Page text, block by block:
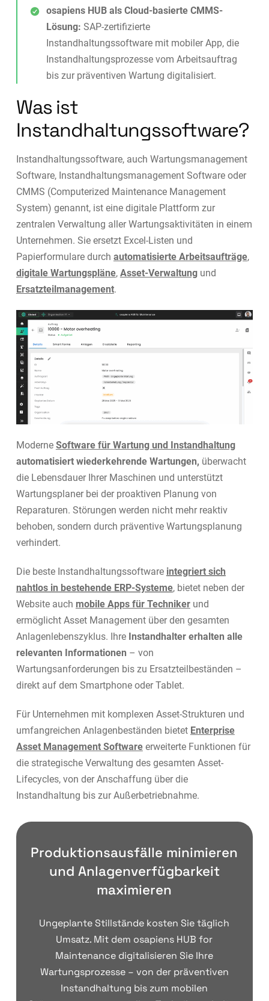
osapiens HUB als Cloud-basierte CMMS-
Lösung: SAP-zertifizierte
Instandhaltungssoftware mit mobiler App, die
Instandhaltungsprozesse vom Arbeitsauftrag
bis zur präventiven Wartung digitalisiert.
Was ist
Instandhaltungssoftware?
Instandhaltungssoftware, auch Wartungsmanagement
Software, Instandhaltungsmanagement Software oder
CMMS (Computerized Maintenance Management
System) genannt, ist eine digitale Plattform zur
zentralen Verwaltung aller Wartungsaktivitäten in einem
Unternehmen. Sie ersetzt Excel-Listen und
Papierformulare durch automatisierte Arbeitsaufträge,
digitale Wartungspläne, Asset-Verwaltungund
Ersatzteilmanagement.
Moderne Software für Wartung und Instandhaltung
automatisiert wiederkehrende Wartungen, überwacht
die Lebensdauer Ihrer Maschinen und unterstützt
Wartungsplaner bei der proaktiven Planung von
Reparaturen. Störungen werden nicht mehr reaktiv
behoben, sondern durch präventive Wartungsplanung
verhindert.
Die beste Instandhaltungssoftware integriert sich
nahtlos in bestehende ERP-Systeme, bietet neben der
Website auch mobile Apps für Technikerund
ermöglicht Asset Management über den gesamten
Anlagenlebenszyklus. Ihre Instandhalter erhalten alle
relevanten Informationen – von
Wartungsanforderungen bis zu Ersatzteilbeständen –
direkt auf dem Smartphone oder Tablet.
Für Unternehmen mit komplexen Asset-Strukturen und
umfangreichen Anlagenbeständen bietet Enterprise
Asset Management Softwareerweiterte Funktionen für
die strategische Verwaltung des gesamten Asset-
Lifecycles, von der Anschaffung über die
Instandhaltung bis zur Außerbetriebnahme.
Produktionsausfälle minimieren
und Anlagenverfügbarkeit
maximieren
Ungeplante Stillstände kosten Sie täglich
Umsatz. Mit dem osapiens HUB for
Maintenance digitalisieren Sie Ihre
Wartungsprozesse – von der präventiven
Instandhaltung bis zum mobilen